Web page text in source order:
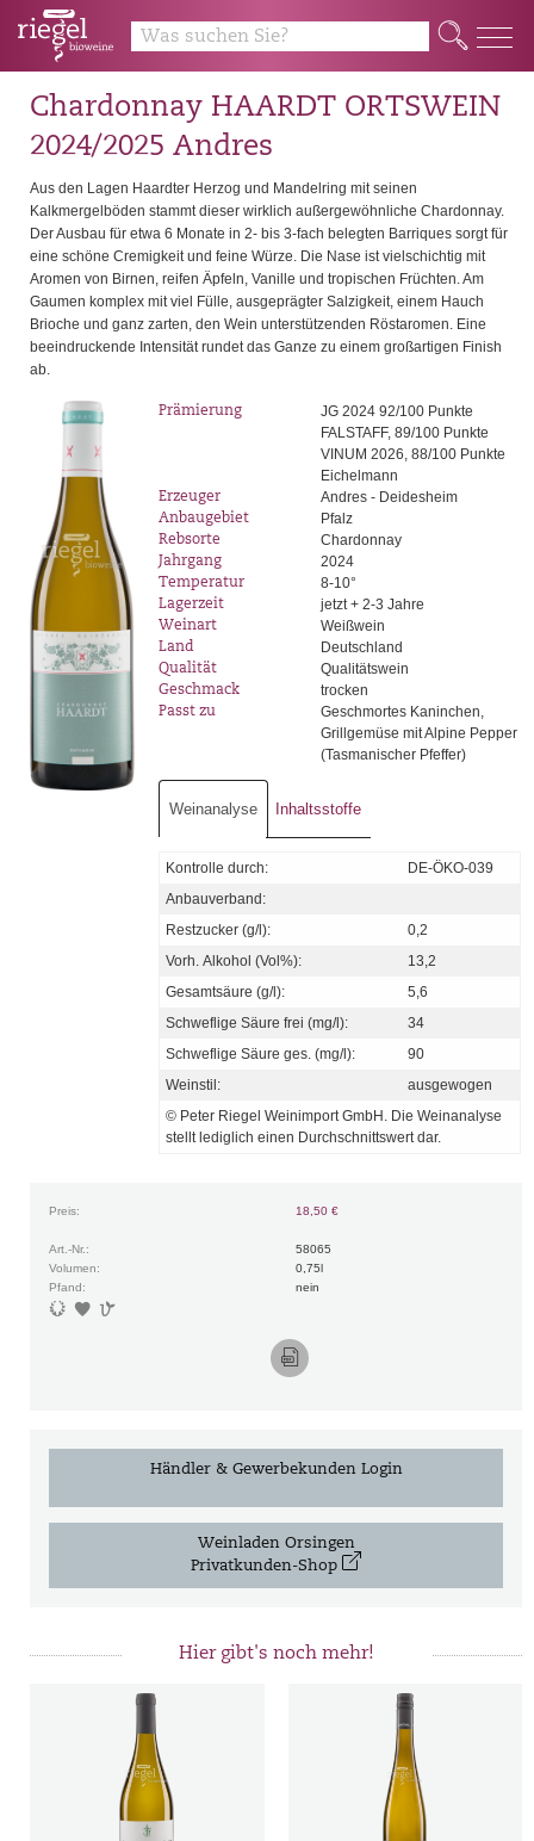
Q
Chardonnay HAARDT ORTSWEIN
2024/2025 Andres
Aus den Lagen Haardter Herzog und Mandelring mit seinen
Kalkmergelböden stammt dieser wirklich außergewöhnliche Chardonnay.
Der Ausbau für etwa 6 Monate in 2- bis 3-fach belegten Barriques sorgt für
eine schöne Cremigkeit und feine Würze. Die Nase ist vielschichtig mit
Aromen von Birnen, reifen Äpfeln, Vanille und tropischen Früchten. Am
Gaumen komplex mit viel Fülle, ausgeprägter Salzigkeit, einem Hauch
Brioche und ganz zarten, den Wein unterstützenden Röstaromen. Eine
beeindruckende Intensität rundet das Ganze zu einem großartigen Finish
ab.
Prämierung
JG 2024 92/100 Punkte
FALSTAFF, 89/100 Punkte
VINUM 2026, 88/100 Punkte
Eichelmann
Erzeuger Andres - Deidesheim
Anbaugebiet Pfalz
Rebsorte Chardonnay
Jahrgang 2024
Temperatur 8-10°
Lagerzeit jetzt + 2-3 Jahre
Weinart Weißwein
Land Deutschland
Qualität Qualitätswein
Geschmack trocken
Passt zu
Geschmortes Kaninchen,
Grillgemüse mit Alpine Pepper
(Tasmanischer Pfeffer)
Weinanalyse Inhaltsstoffe
Kontrolle durch:
DE-ÖKO-039
Anbauverband:
Restzucker (g/l):
0,2
Vorh. Alkohol (Vol%):
13,2
Gesamtsäure (g/l):
5,6
Schweflige Säure frei (mg/l):
34
Schweflige Säure ges. (mg/l):
90
Weinstil:
ausgewogen
© Peter Riegel Weinimport GmbH. Die Weinanalyse
stellt lediglich einen Durchschnittswert dar.
Preis: 18,50 €
Art.-Nr.:
58065
Volumen:
0,75l
Pfand:
nein
P 6 v
K
Händler & Gewerbekunden Login
Weinladen Orsingen
Privatkunden-Shop
Hier gibt's noch mehr!